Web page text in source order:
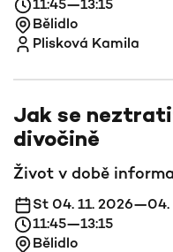
11:45—13:15
Bělidlo
Plisková Kamila
Jak se
divočině
Život v době
St 04. 11. 2026—04.
11:45—13:15
Bělidlo